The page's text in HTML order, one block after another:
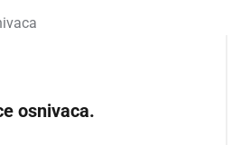
osnivaca.